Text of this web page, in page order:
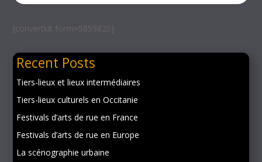
[convertkit form=5859820]
Recent Posts
Tiers-lieux et lieux intermédiaires
Tiers-lieux culturels en Occitanie
Festivals d’arts de rue en France
Festivals d’arts de rue en Europe
La scénographie urbaine